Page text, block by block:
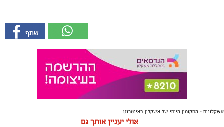
אשקלונים - המקומון היומי של אשקלון באינטרנט
אולי יעניין אותך גם